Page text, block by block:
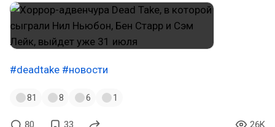
#deadtake #новости
81 8 6 1
80 33 26K